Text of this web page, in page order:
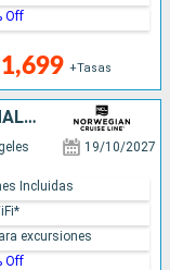
+Tasas
Off
ESTADOS UNIDOS, MÉXICO, GUATEMALA, PUERTO RICO, PANAMÁ, COLOMBIA, JAMAICA, BAHAMAS
19/10/2027
Incluidas
excursiones
Off